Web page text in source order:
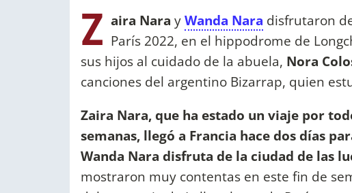
Z aira Nara yWanda Nara disfrutaron
París 2022, en el hippodrome de
sus hijos al cuidado de la abuela, Nora
canciones del argentino Bizarrap, quien
Zaira Nara, que ha estado un viaje por
semanas, llegó a Francia hace dos días
Wanda Nara disfruta de la ciudad de las
mostraron muy contentas en este fin de